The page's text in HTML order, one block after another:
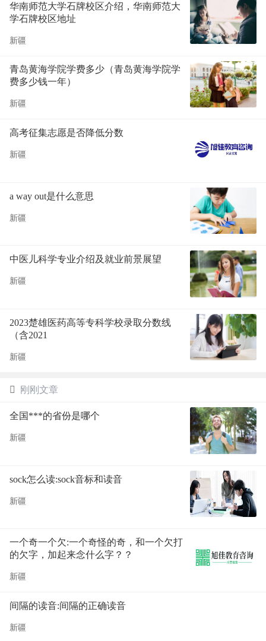
华南师范大学石牌校区介绍，华南师范大
学石牌校区地址
新疆
青岛黄海学院学费多少（青岛黄海学院学
费多少钱一年）
新疆
高考征集志愿是否降低分数
新疆
a way out是什么意思
新疆
中医儿科学专业介绍及就业前景展望
新疆
2023楚雄医药高等专科学校录取分数线
（含2021
新疆
刚刚文章
全国***的省份是哪个
新疆
sock怎么读:sock音标和读音
新疆
一个奇一个欠:一个奇怪的奇，和一个欠打
的欠字，加起来念什么字？？
新疆
间隔的读音:间隔的正确读音
新疆